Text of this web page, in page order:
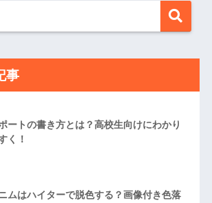
事
ートの書き方とは？高校生向けにわかり
く！
ムはハイターで脱色する？画像付き色落